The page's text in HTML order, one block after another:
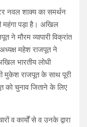
नवल शाक्य का समर्थन
महंगा पड़ा है। अखिल
ने मौरम व्यापारी विक्रांत
महेश राजपूत ने
भारतीय लोधी
मुकेश राजपूत के साथ पूरी
को चुनाव जिताने के लिए
व कार्यों से व उनके द्वारा